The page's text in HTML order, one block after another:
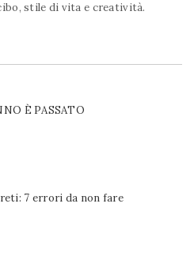
stile di vita e creatività.
È PASSATO
7 errori da non fare